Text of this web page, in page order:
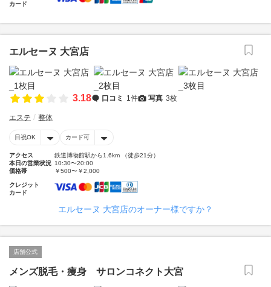
カード
エルセーヌ 大宮店
3.18 口コミ 1件 写真 3枚
エステ 整体
日祝OK カード可
アクセス
鉄道博物館駅から1.6km （徒歩21分）
本日の営業状況 10:30〜20:00
価格帯
￥500〜￥2,000
クレジット
カード
エルセーヌ 大宮店のオーナー様ですか？
店舗公式
メンズ脱毛・痩身 サロンコネクト大宮